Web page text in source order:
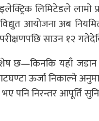
लिमिटेडले लामो
आयोजना अब
साउन १२
छ—किनकि यहाँ जडान
ऊर्जा निकाल्ने
पनि निरन्तर आपूर्ति